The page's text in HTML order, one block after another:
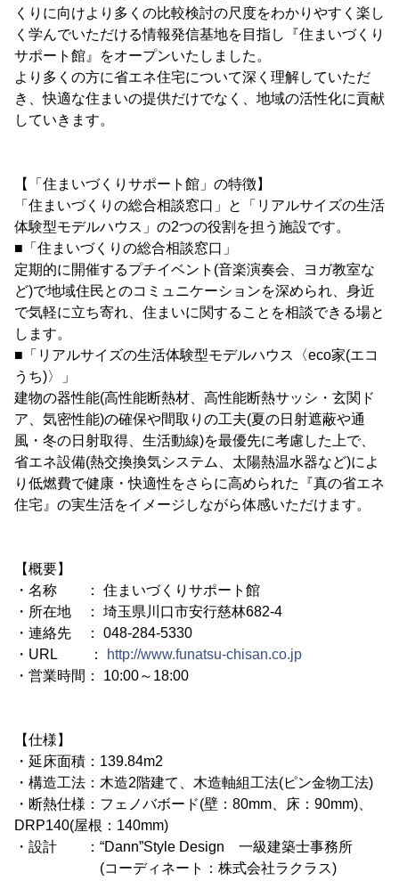
くりに向けより多くの比較検討の尺度をわかりやすく楽し
く学んでいただける情報発信基地を目指し『住まいづくり
サポート館』をオープンいたしました。
より多くの方に省エネ住宅について深く理解していただ
き、快適な住まいの提供だけでなく、地域の活性化に貢献
していきます。
【「住まいづくりサポート館」の特徴】
「住まいづくりの総合相談窓口」と「リアルサイズの生活
体験型モデルハウス」の2つの役割を担う施設です。
■「住まいづくりの総合相談窓口」
定期的に開催するプチイベント(音楽演奏会、ヨガ教室な
ど)で地域住民とのコミュニケーションを深められ、身近
で気軽に立ち寄れ、住まいに関することを相談できる場と
します。
■「リアルサイズの生活体験型モデルハウス〈eco家(エコ
うち)〉」
建物の器性能(高性能断熱材、高性能断熱サッシ・玄関ド
ア、気密性能)の確保や間取りの工夫(夏の日射遮蔽や通
風・冬の日射取得、生活動線)を最優先に考慮した上で、
省エネ設備(熱交換換気システム、太陽熱温水器など)によ
り低燃費で健康・快適性をさらに高められた『真の省エネ
住宅』の実生活をイメージしながら体感いただけます。
【概要】
・名称 ： 住まいづくりサポート館
・所在地 ： 埼玉県川口市安行慈林682-4
・連絡先 ： 048-284-5330
・URL ：
http://www.funatsu-chisan.co.jp
・営業時間： 10:00～18:00
【仕様】
・延床面積：139.84m2
・構造工法：木造2階建て、木造軸組工法(ピン金物工法)
・断熱仕様：フェノバボード(壁：80mm、床：90mm)、
DRP140(屋根：140mm)
・設計 ：“Dann”Style Design 一級建築士事務所
(コーディネート：株式会社ラクラス)